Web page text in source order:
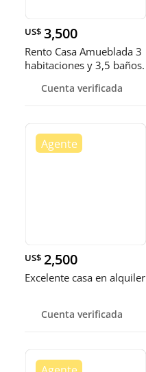
US$ 3,500
Rento Casa Amueblada 3
habitaciones y 3,5 baños.
Cuenta verificada
US$ 2,500
Excelente casa en alquiler
Cuenta verificada